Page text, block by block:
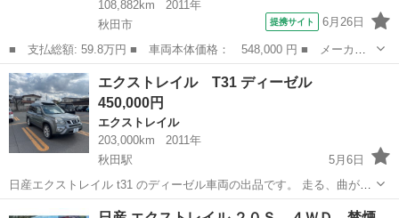
108,882km
2011年
秋田市
提携サイト 6月26日
■ 支払総額: 59.8万円 ■ 車両本体価格： 548,000 円 ■ メーカー
名： 日産 ■ 車種名： エクストレイル ■ グレード名： ２０
Ｘ ４ＷＤ ＥＴＣ バックカメラ ナビ ＴＶ アルミホイール
スマートキー ...
秋田 秋田市 エクストレイル
エクストレイル T31 ディーゼル
450,000円
エクストレイル
203,000km
2011年
秋田駅
5月6日
日産エクストレイル t31 のディーゼル車両の出品です。 走る、曲が
る、止まる問題なく、まだまだ使用する予定でしたが生活環境の変化
秋田市 秋田駅 エクストレイル